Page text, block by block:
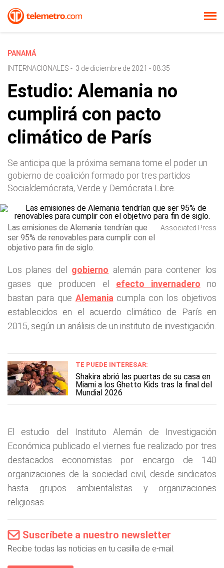
PANAMÁ
INTERNACIONALES - 3 de diciembre de 2021 - 08:35
Estudio: Alemania no
cumplirá con pacto
climático de París
Se anticipa que la próxima semana tome el poder un
gobierno de coalición formado por tres partidos
Socialdemócrata, Verde y Demócrata Libre.
Las emisiones de Alemania tendrían que
ser 95% de renovables para cumplir con el
objetivo para fin de siglo.
Associated Press
Los planes del gobierno alemán para contener los
gases que producen el efecto invernadero no
bastan para que Alemania cumpla con los objetivos
establecidos en el acuerdo climático de París en
2015, según un análisis de un instituto de investigación.
TE PUEDE INTERESAR:
Shakira abrió las puertas de su casa en
Miami a los Ghetto Kids tras la final del
Mundial 2026
El estudio del Instituto Alemán de Investigación
Económica publicado el viernes fue realizado por tres
destacados economistas por encargo de 140
organizaciones de la sociedad civil, desde sindicatos
hasta grupos ambientalistas y organizaciones
religiosas.
Suscríbete a nuestro newsletter
Recibe todas las noticias en tu casilla de e-mail.